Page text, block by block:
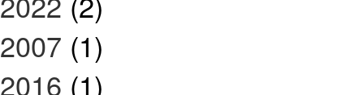
2007 (1)
2016 (1)